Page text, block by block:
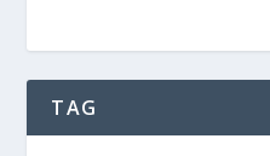
TAG